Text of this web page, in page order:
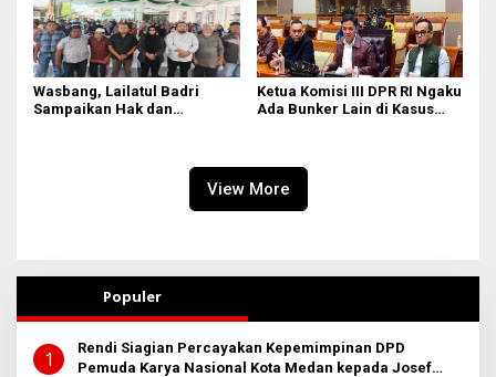
Wasbang, Lailatul Badri
Sampaikan Hak dan
Ketua Komisi III DPR RI Ngaku
Ada Bunker Lain di Kasus
View More
Populer
1
Rendi Siagian Percayakan Kepemimpinan DPD
Pemuda Karya Nasional Kota Medan kepada Josef